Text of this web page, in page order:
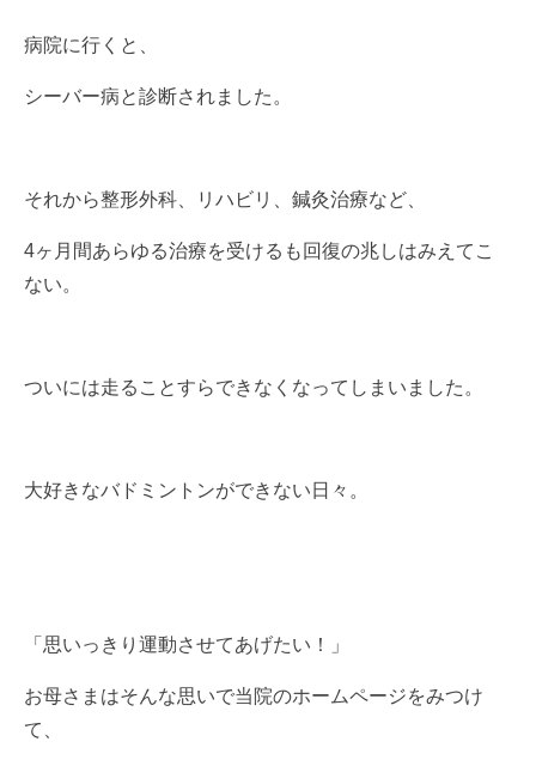
病院に行くと、
シーバー病と診断されました。
それから整形外科、リハビリ、鍼灸治療など、
4ヶ月間あらゆる治療を受けるも回復の兆しはみえてこ
ない。
ついには走ることすらできなくなってしまいました。
大好きなバドミントンができない日々。
「思いっきり運動させてあげたい！」
お母さまはそんな思いで当院のホームページをみつけ
て、